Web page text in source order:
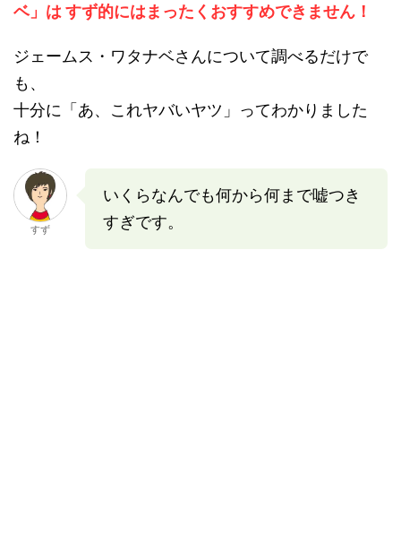
ベ」は すず的にはまったくおすすめできません！
ジェームス・ワタナベさんについて調べるだけで
も、
十分に「あ、これヤバいヤツ」ってわかりました
ね！
すず
いくらなんでも何から何まで嘘つき
すぎです。